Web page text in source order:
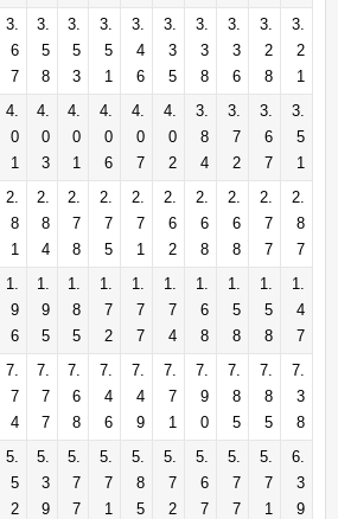
3.
6
7
3.
5
8
3.
5
3
3.
5
1
3.
4
6
3.
3
5
3.
3
8
3.
3
6
3.
2
8
3.
2
1
4.
0
1
4.
0
3
4.
0
1
4.
0
6
4.
0
7
4.
0
2
3.
8
4
3.
7
2
3.
6
7
3.
5
1
2.
8
1
2.
8
4
2.
7
8
2.
7
5
2.
7
1
2.
6
2
2.
6
8
2.
6
8
2.
7
7
2.
8
7
1.
9
6
1.
9
5
1.
8
5
1.
7
2
1.
7
7
1.
7
4
1.
6
8
1.
5
8
1.
5
8
1.
4
7
7.
7
4
7.
7
7
7.
6
8
7.
4
6
7.
4
9
7.
7
1
7.
9
0
7.
8
5
7.
8
5
7.
3
8
5.
5
2
5.
3
9
5.
7
7
5.
7
1
5.
8
5
5.
7
2
5.
6
7
5.
7
7
5.
7
1
6.
3
9